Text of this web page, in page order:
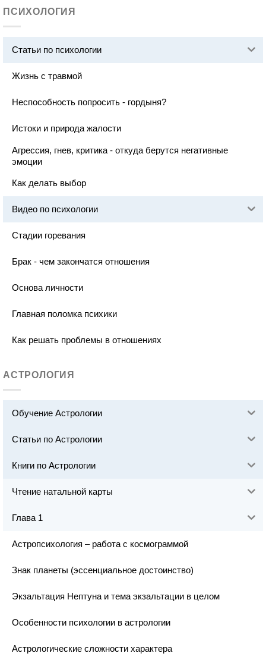
ПСИХОЛОГИЯ
Статьи по психологии
Жизнь с травмой
Неспособность попросить - гордыня?
Истоки и природа жалости
Агрессия, гнев, критика - откуда берутся негативные
эмоции
Как делать выбор
Видео по психологии
Стадии горевания
Брак - чем закончатся отношения
Основа личности
Главная поломка психики
Как решать проблемы в отношениях
АСТРОЛОГИЯ
Обучение Астрологии
Статьи по Астрологии
Книги по Астрологии
Чтение натальной карты
Глава 1
Астропсихология – работа с космограммой
Знак планеты (эссенциальное достоинство)
Экзальтация Нептуна и тема экзальтации в целом
Особенности психологии в астрологии
Астрологические сложности характера